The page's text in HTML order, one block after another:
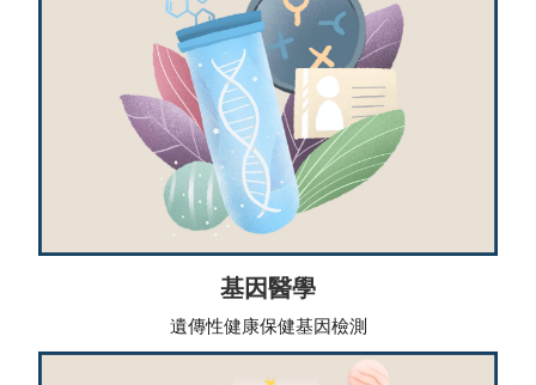
基因醫學
遺傳性健康保健基因檢測